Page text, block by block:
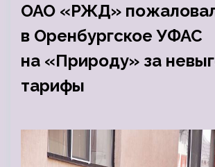
ОАО «РЖД»
в Оренбургское УФАС
на «Природу» за
тарифы